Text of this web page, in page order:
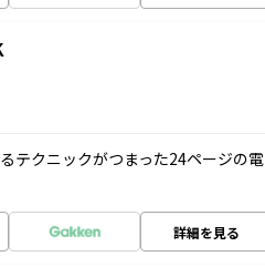
テクニックがつまった24ページの電
詳細を見る